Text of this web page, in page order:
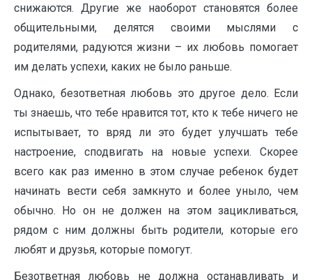
снижаются. Другие же наоборот становятся более
общительными, делятся своими мыслями с
родителями, радуются жизни – их любовь помогает
им делать успехи, каких не было раньше.
Однако, безответная любовь это другое дело. Если
ты знаешь, что тебе нравится тот, кто к тебе ничего не
испытывает, то вряд ли это будет улучшать тебе
настроение, сподвигать на новые успехи. Скорее
всего как раз именно в этом случае ребенок будет
начинать вести себя замкнуто и более уныло, чем
обычно. Но он не должен на этом зацикливаться,
рядом с ним должны быть родители, которые его
любят и друзья, которые помогут.
Безответная любовь не должна останавливать и